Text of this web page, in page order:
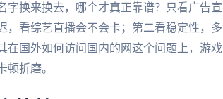
字换来换去，哪个才真正靠谱？只看广告宣
，看综艺直播会不会卡；第二看稳定性，多
在国外如何访问国内的网这个问题上，游戏
折磨。